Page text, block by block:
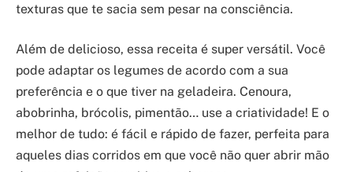
texturas que te sacia sem pesar na consciência.
Além de delicioso, essa receita é super versátil. Você
pode adaptar os legumes de acordo com a sua
preferência e o que tiver na geladeira. Cenoura,
abobrinha, brócolis, pimentão… use a criatividade! E o
melhor de tudo: é fácil e rápido de fazer, perfeita para
aqueles dias corridos em que você não quer abrir mão